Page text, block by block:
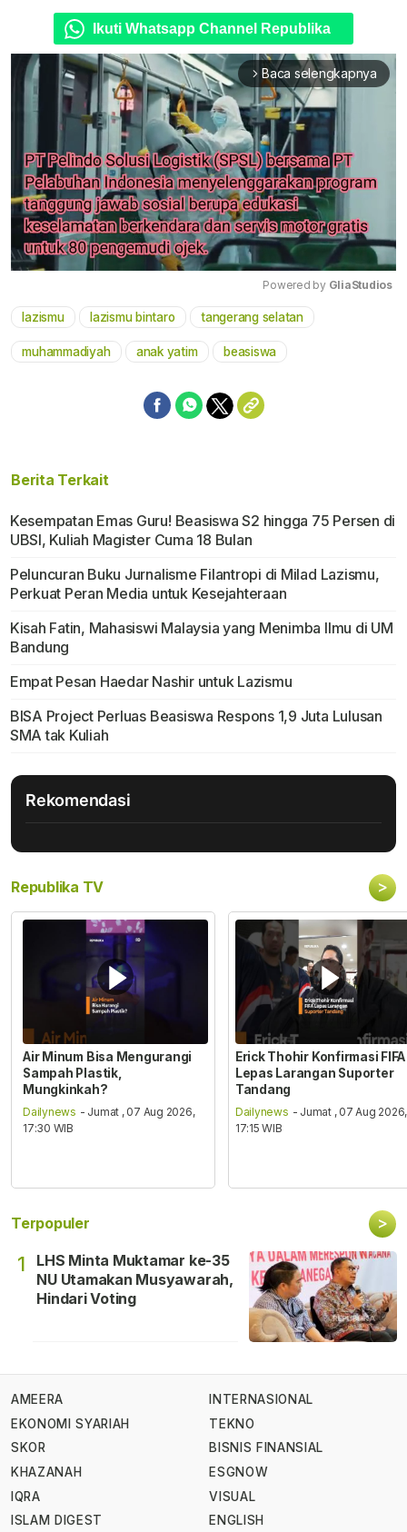
Ikuti Whatsapp Channel Republika
arrow_forward_ios Baca selengkapnya
Powered by GliaStudios
lazismu lazismu bintaro tangerang selatan
muhammadiyah anak yatim beasiswa
Berita Terkait
Kesempatan Emas Guru! Beasiswa S2 hingga 75 Persen di
UBSI, Kuliah Magister Cuma 18 Bulan
Peluncuran Buku Jurnalisme Filantropi di Milad Lazismu,
Perkuat Peran Media untuk Kesejahteraan
Kisah Fatin, Mahasiswi Malaysia yang Menimba Ilmu di UM
Bandung
Empat Pesan Haedar Nashir untuk Lazismu
BISA Project Perluas Beasiswa Respons 1,9 Juta Lulusan
SMA tak Kuliah
Rekomendasi
Republika TV >
Air Minum Bisa Mengurangi
Sampah Plastik,
Mungkinkah?
Dailynews - Jumat , 07 Aug 2026,
17:30 WIB
Erick Thohir Konfirmasi FIFA
Lepas Larangan Suporter
Tandang
Dailynews - Jumat , 07 Aug 2026,
17:15 WIB
Terpopuler >
1
LHS Minta Muktamar ke-35
NU Utamakan Musyawarah,
Hindari Voting
AMEERA
EKONOMI SYARIAH
SKOR
KHAZANAH
IQRA
ISLAM DIGEST
INTERNASIONAL
TEKNO
BISNIS FINANSIAL
ESGNOW
VISUAL
ENGLISH